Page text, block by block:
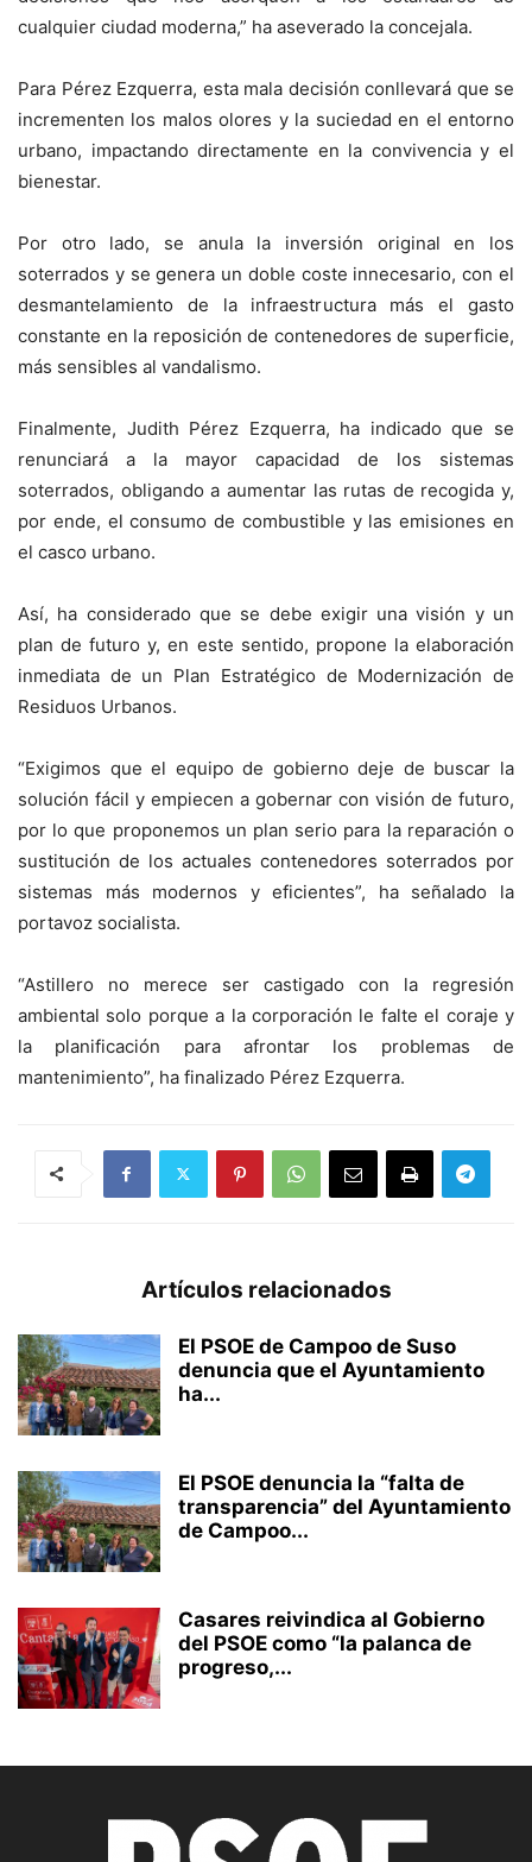
cualquier ciudad moderna,” ha aseverado la concejala.
Para Pérez Ezquerra, esta mala decisión conllevará que se
incrementen los malos olores y la suciedad en el entorno
urbano, impactando directamente en la convivencia y el
bienestar.
Por otro lado, se anula la inversión original en los
soterrados y se genera un doble coste innecesario, con el
desmantelamiento de la infraestructura más el gasto
constante en la reposición de contenedores de superficie,
más sensibles al vandalismo.
Finalmente, Judith Pérez Ezquerra, ha indicado que se
renunciará a la mayor capacidad de los sistemas
soterrados, obligando a aumentar las rutas de recogida y,
por ende, el consumo de combustible y las emisiones en
el casco urbano.
Así, ha considerado que se debe exigir una visión y un
plan de futuro y, en este sentido, propone la elaboración
inmediata de un Plan Estratégico de Modernización de
Residuos Urbanos.
“Exigimos que el equipo de gobierno deje de buscar la
solución fácil y empiecen a gobernar con visión de futuro,
por lo que proponemos un plan serio para la reparación o
sustitución de los actuales contenedores soterrados por
sistemas más modernos y eficientes”, ha señalado la
portavoz socialista.
“Astillero no merece ser castigado con la regresión
ambiental solo porque a la corporación le falte el coraje y
la planificación para afrontar los problemas de
mantenimiento”, ha finalizado Pérez Ezquerra.
Artículos relacionados
El PSOE de Campoo de Suso
denuncia que el Ayuntamiento
ha...
El PSOE denuncia la “falta de
transparencia” del Ayuntamiento
de Campoo...
Casares reivindica al Gobierno
del PSOE como “la palanca de
progreso,...